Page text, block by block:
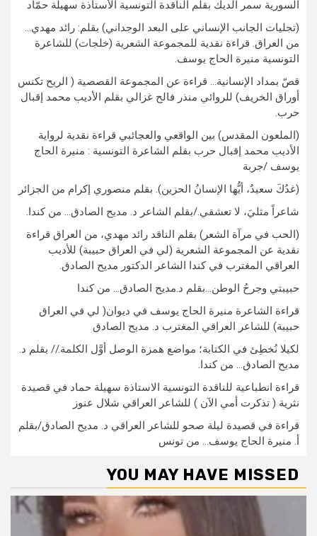
السورية سمر الديك بقلم الناقدة التونسية الأستاذة سهيلة حمّاد
(تجليات الجانب الإنساني على البعد الوجداني) بقلم: رائد مهدي…
من العراق. قراءة نقدية للمجموعة الشعرية (خلجات) للشاعرة
التونسية منيرة الحاج يوسف.
قصّ بمداد الإنسانية… قراءة عن المجموعة القصصية ( الريح تكنس
أوراق الخريف) للروائي منذر فالح غزالي بقلم الأديب محمد إقبال
حرب.
(الملعون المقدس) بين الواقعي والعجائبي قراءة نقدية لرواية
الأديب محمد إقبال حرب بقلم الشاعرة التونسية : منيرة الحاج
يوسف /جربة
(غدُكَ سعيدٌ، أيُّها الإنسانُ الحزين). بقلم منصوري إكرام من الجزائر
شاعراً مثليَ، لا تعشقي./بقلم الشاعر د. مديح الصادق… من كندا.
(الحب في مرآة الشعر) بقلم الناقد رائد مهدي، من العراق قراءة
نقدية عن المجموعة الشعرية (لي في العراق حبيبة) للأديب
العراقي المغترب في كندا الشاعر الدكتور مديح الصادق.
حبيبتي وجرحُ الوطن…بقلم د.مديح الصادق… من كندا
قراءة الشاعرة منيرة الحاج يوسف في ديوان( لي في العراق
حبيبة) للشاعر العراقي المغترب د. مديح الصادق
لكيلا نُخطِئ في الكتابة؛ مواضع همزة الوصل أوَّل الكلمة.// بقلم د.
مديح الصادق… من كندا.
قراءة انطباعية للناقدة التونسية الاستاذة سهيلة حماد في قصيدة
نثرية ( تذكرت أمي الآن ) للشاعر العراقي شلال عنوز
قراءة في قصيدة ليلة صحو للشاعر العراقي د. مديح الصادق/بقلم
أ. منيرة الحاج يوسف… من تونس
YOU MAY HAVE MISSED